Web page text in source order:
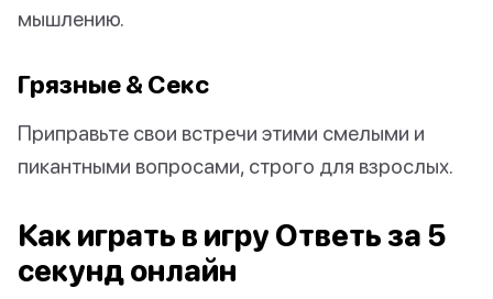
мышлению.
Грязные & Секс
Приправьте свои встречи этими смелыми и
пикантными вопросами, строго для взрослых.
Как играть в игру Ответь за 5
секунд онлайн